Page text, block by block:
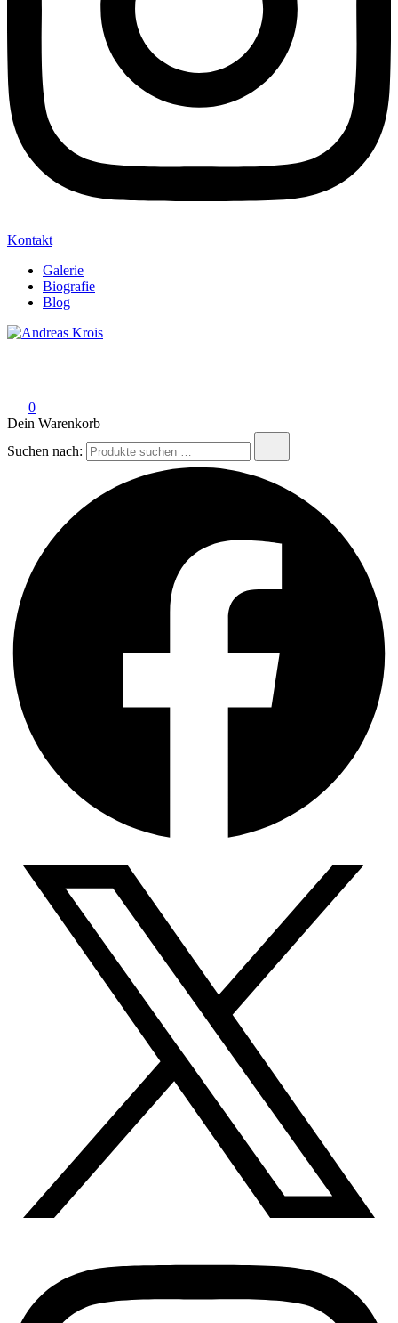
Kontakt
Galerie
Biografie
Blog
0
Dein Warenkorb
Suchen nach: